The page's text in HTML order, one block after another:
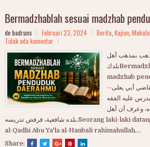
Bermadzhablah sesuai madzhab
de badruns Februari 23, 2024 Berita Kajian
Tidak ada komentar
بمذهب أهل
بلدكBermadzhablah sesuai
madzhab
--جاء رجل إلى الإمام القاضي أبي يعلى
عليه الفقه
وعرف أن أهل
بلده شافعية، فرفض تدريسه.Seorang laki-laki datang kepada al-Imam
al-Qadhi Abu Ya'la al-Hanbali rahimahullah,...
Share: